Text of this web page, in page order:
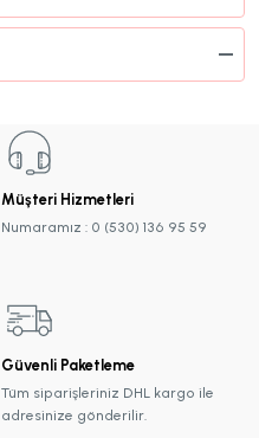
Müşteri Hizmetleri
Numaramız : 0 (530) 136 95 59
Güvenli Paketleme
Tüm siparişleriniz DHL kargo ile
adresinize gönderilir.